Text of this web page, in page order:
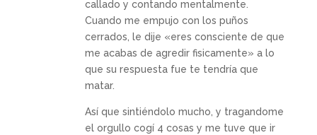
callado y contando mentalmente.
Cuando me empujo con los puños
cerrados, le dije «eres consciente de que
me acabas de agredir fisicamente» a lo
que su respuesta fue te tendría que
matar.
Así que sintiéndolo mucho, y tragandome
el orgullo cogí 4 cosas y me tuve que ir